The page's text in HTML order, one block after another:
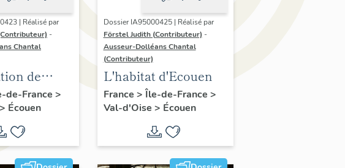
| Réalisé par
-
Chantal
de
de-France >
> Écouen
Dossier IA95000425 | Réalisé par
Förstel Judith (Contributeur) -
Ausseur-Dolléans Chantal
(Contributeur)
L'habitat d'Ecouen
France > Île-de-France >
Val-d'Oise > Écouen